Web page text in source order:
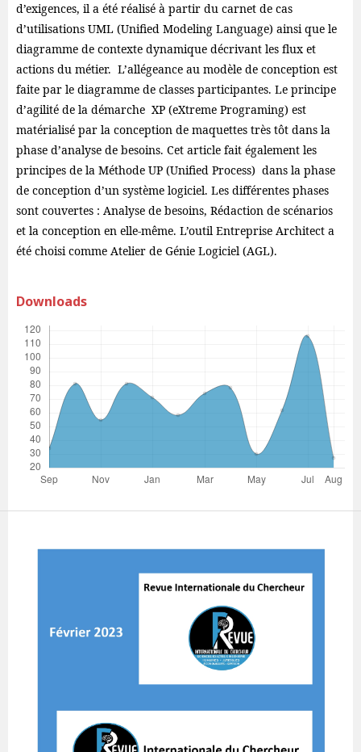
d’exigences, il a été réalisé à partir du carnet de cas
d’utilisations UML (Unified Modeling Language) ainsi que le
diagramme de contexte dynamique décrivant les flux et
actions du métier. L’allégeance au modèle de conception est
faite par le diagramme de classes participantes. Le principe
d’agilité de la démarche XP (eXtreme Programing) est
matérialisé par la conception de maquettes très tôt dans la
phase d’analyse de besoins. Cet article fait également les
principes de la Méthode UP (Unified Process) dans la phase
de conception d’un système logiciel. Les différentes phases
sont couvertes : Analyse de besoins, Rédaction de scénarios
et la conception en elle-même. L’outil Entreprise Architect a
été choisi comme Atelier de Génie Logiciel (AGL).
Downloads